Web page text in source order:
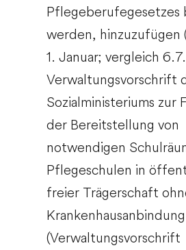
Pflegeberufegesetzes
werden, hinzuzufügen
1. Januar; vergleich
Verwaltungsvorschrift
Sozialministeriums zur
der Bereitstellung von
notwendigen
Pflegeschulen in
freier Trägerschaft
Krankenhausanbindung
(Verwaltungsvorschrift